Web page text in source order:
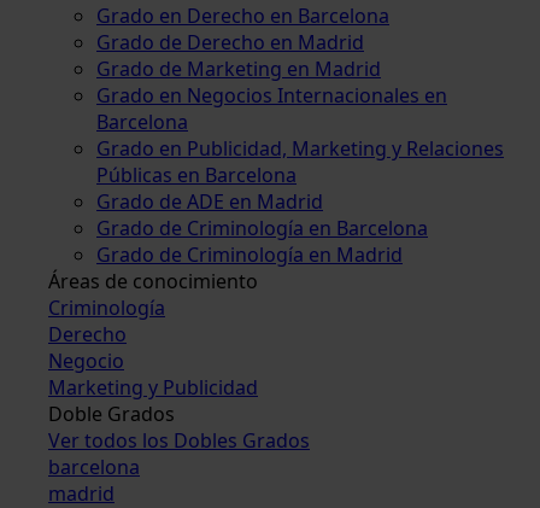
Grado en Derecho en Barcelona
Grado de Derecho en Madrid
Grado de Marketing en Madrid
Grado en Negocios Internacionales en
Barcelona
Grado en Publicidad, Marketing y Relaciones
Públicas en Barcelona
Grado de ADE en Madrid
Grado de Criminología en Barcelona
Grado de Criminología en Madrid
Áreas de conocimiento
Criminología
Derecho
Negocio
Marketing y Publicidad
Doble Grados
Ver todos los Dobles Grados
barcelona
madrid